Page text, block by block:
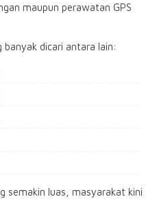
maupun perawatan GPS
dicari antara lain:
semakin luas, masyarakat kini